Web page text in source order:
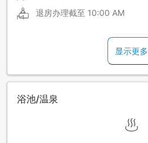
退房办理截至 10:00 AM
显示更多
浴池/温泉